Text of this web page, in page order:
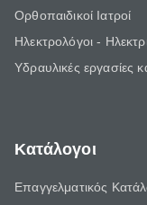
Ορθοπαιδικοί Ιατροί
Ηλεκτρολόγοι -
Υδραυλικές εργασίες
Κατάλογοι
Επαγγελματικός